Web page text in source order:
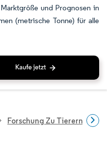
und Prognosen in
(metrische Tonne) für alle
Forschung Zu